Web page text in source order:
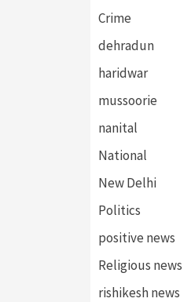
Crime
dehradun
haridwar
mussoorie
nanital
National
New Delhi
Politics
positive news
Religious news
rishikesh news